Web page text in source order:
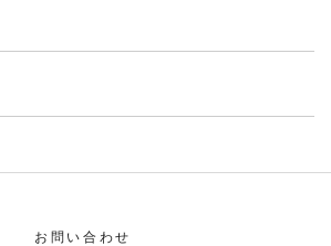
お問い合わせ